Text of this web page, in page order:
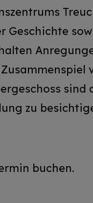
zu
buchen.